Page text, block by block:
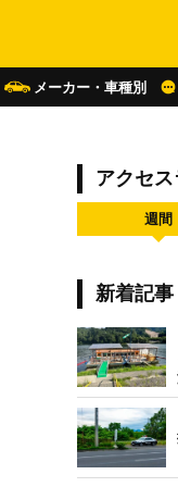
メーカー・車種別
アクセ
週間
新着記事